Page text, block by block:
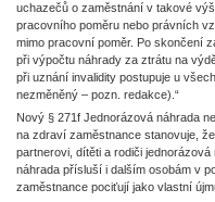
uchazečů o zaměstnání v takové
pracovního poměru nebo právních
mimo pracovní poměr. Po skončení
při výpočtu náhrady za ztrátu na
při uznání invalidity postupuje u
nezměněný – pozn. redakce).“
Nový § 271f Jednorázová náhrada
na zdraví zaměstnance stanovuje,
partnerovi, dítěti a rodiči
náhrada přísluší i dalším osobám v
zaměstnance pociťují jako vlastní